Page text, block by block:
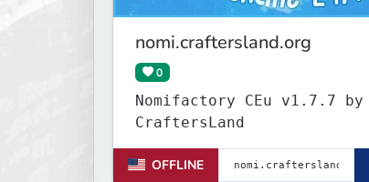
nomi.craftersland.org
0
Nomifactory CEu v1.7.7 by
CraftersLand
OFFLINE